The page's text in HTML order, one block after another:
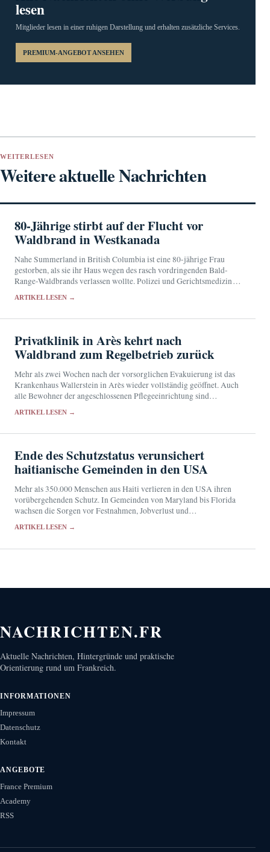
lesen
Mitglieder lesen in einer ruhigen Darstellung und erhalten zusätzliche Services.
PREMIUM-ANGEBOT ANSEHEN
WEITERLESEN
Weitere aktuelle Nachrichten
80-Jährige stirbt auf der Flucht vor
Waldbrand in Westkanada
Nahe Summerland in British Columbia ist eine 80-jährige Frau
gestorben, als sie ihr Haus wegen des rasch vordringenden Bald-
Range-Waldbrands verlassen wollte. Polizei und Gerichtsmedizin
ARTIKEL LESEN →
Privatklinik in Arès kehrt nach
Waldbrand zum Regelbetrieb zurück
Mehr als zwei Wochen nach der vorsorglichen Evakuierung ist das
Krankenhaus Wallerstein in Arès wieder vollständig geöffnet. Auch
alle Bewohner der angeschlossenen Pflegeeinrichtung sind
ARTIKEL LESEN →
Ende des Schutzstatus verunsichert
haitianische Gemeinden in den USA
Mehr als 350.000 Menschen aus Haiti verlieren in den USA ihren
vorübergehenden Schutz. In Gemeinden von Maryland bis Florida
wachsen die Sorgen vor Festnahmen, Jobverlust und
ARTIKEL LESEN →
NACHRICHTEN.FR
Aktuelle Nachrichten, Hintergründe und praktische
Orientierung rund um Frankreich.
INFORMATIONEN
Impressum
Datenschutz
Kontakt
ANGEBOTE
France Premium
Academy
RSS